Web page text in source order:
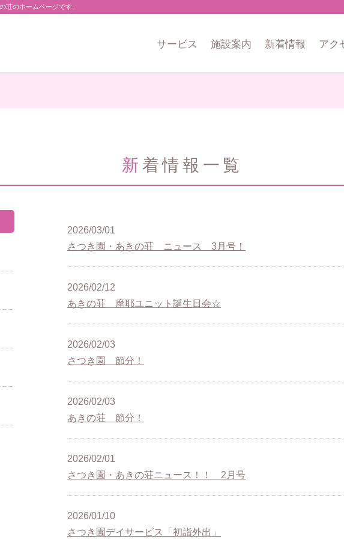
のホームページです。
サービス 施設案内 新着情報 アク
新着情報一覧
2026/03/01
さつき園・あきの荘 ニュース 3月号！
2026/02/12
あきの荘 摩耶ユニット誕生日会☆
2026/02/03
さつき園 節分！
2026/02/03
あきの荘 節分！
2026/02/01
さつき園・あきの荘ニュース！！ 2月号
2026/01/10
さつき園デイサービス「初詣外出」